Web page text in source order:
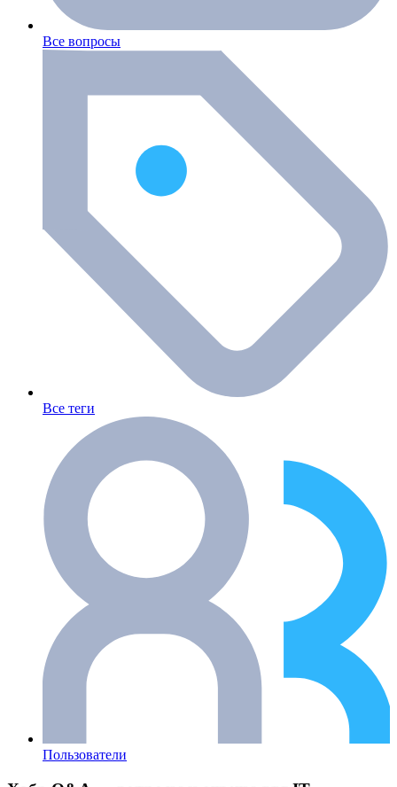
Все вопросы
Все теги
Пользователи